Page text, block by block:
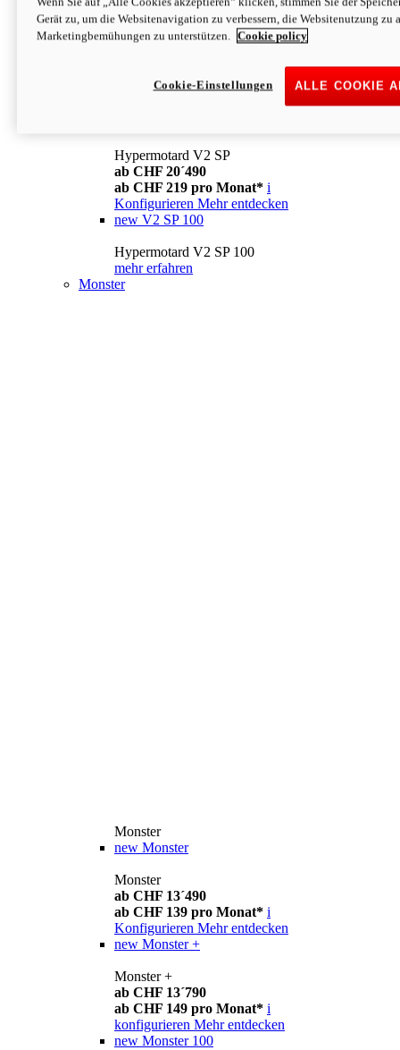
Konfigurieren Mehr entdecken
newV2
ab CHF 169 pro Monat* i
Mehr entdecken
Hypermotard V2 SP
ab CHF 20´490
ab CHF 219 pro Monat* i
Konfigurieren Mehr entdecken
new V2 SP 100
Hypermotard V2 SP 100
mehr erfahren
Monster
Monster
new Monster
Monster
ab CHF 13´490
ab CHF 139 pro Monat* i
Konfigurieren Mehr entdecken
new Monster +
Monster +
ab CHF 13´790
ab CHF 149 pro Monat* i
konfigurieren Mehr entdecken
new Monster 100
Gerät zu, um die Websitenavigation zu verbessern, die Websitenutzung zu
Marketingbemühungen zu unterstützen.
Cookie policy
ALLE COOKIE
Cookie-Einstellungen